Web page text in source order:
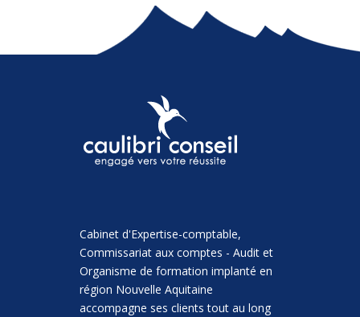
Cabinet d'Expertise-comptable,
Commissariat aux comptes - Audit et
Organisme de formation implanté en
région Nouvelle Aquitaine
accompagne ses clients tout au long